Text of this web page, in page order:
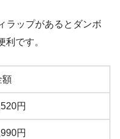
ラップがあるとダンボ
です。
額
円
円